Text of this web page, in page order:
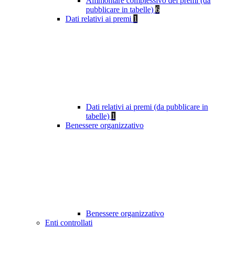
pubblicare in tabelle) 6
Dati relativi ai premi 1
Dati relativi ai premi (da pubblicare in
tabelle) 1
Benessere organizzativo
Benessere organizzativo
Enti controllati